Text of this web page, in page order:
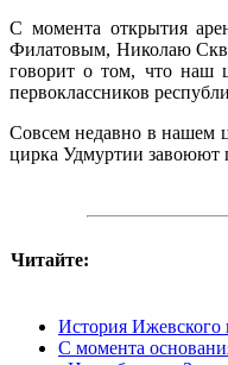
С момента открытия
Филатовым, Николаю
говорит о том, что наш
первоклассников
Совсем недавно в нашем
цирка Удмуртии завоюют
Читайте:
История Ижевского
С момента